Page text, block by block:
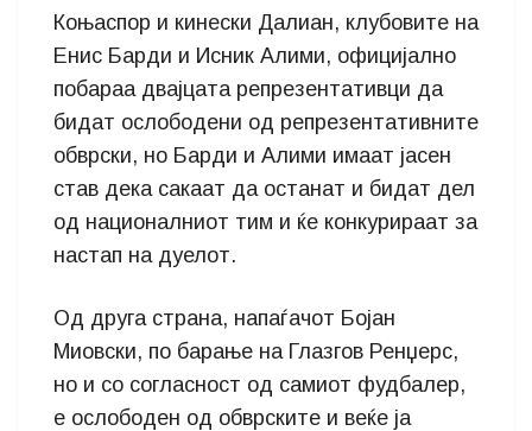
Коњаспор и кинески Далиан, клубовите на
Енис Барди и Исник Алими, официјално
побараа двајцата репрезентативци да
бидат ослободени од репрезентативните
обврски, но Барди и Алими имаат јасен
став дека сакаат да останат и бидат дел
од националниот тим и ќе конкурираат за
настап на дуелот.
Од друга страна, напаѓачот Бојан
Миовски, по барање на Глазгов Ренџерс,
но и со согласност од самиот фудбалер,
е ослободен од обврските и веќе ја